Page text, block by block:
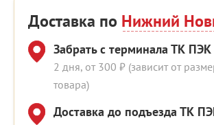
Доставка по Нижний
Забрать с терминала ТК ПЭК
2 дня, от 300 ₽ (зависит от
товара)
Доставка до подъезда ТК